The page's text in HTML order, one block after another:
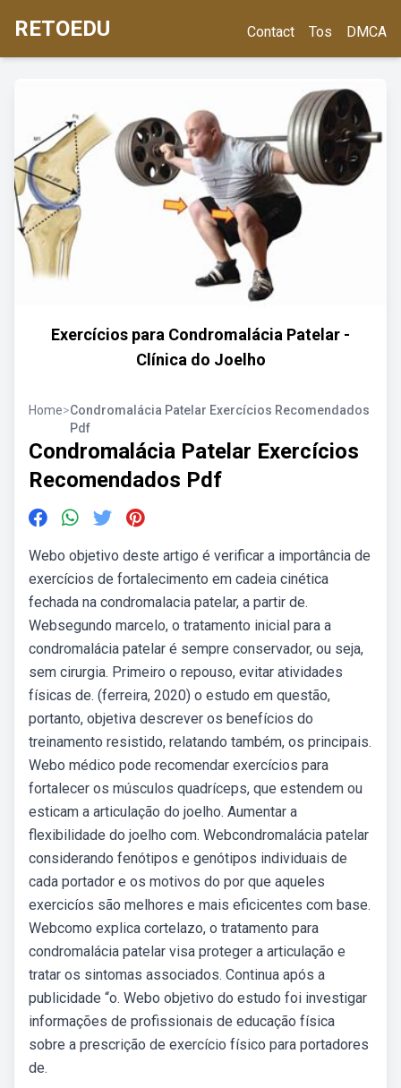
RETOEDU Contact Tos DMCA
Exercícios para Condromalácia Patelar -
Clínica do Joelho
Home>Condromalácia Patelar Exercícios Recomendados
Pdf
Condromalácia Patelar Exercícios
Recomendados Pdf
Webo objetivo deste artigo é verificar a importância de
exercícios de fortalecimento em cadeia cinética
fechada na condromalacia patelar, a partir de.
Websegundo marcelo, o tratamento inicial para a
condromalácia patelar é sempre conservador, ou seja,
sem cirurgia. Primeiro o repouso, evitar atividades
físicas de. (ferreira, 2020) o estudo em questão,
portanto, objetiva descrever os benefícios do
treinamento resistido, relatando também, os principais.
Webo médico pode recomendar exercícios para
fortalecer os músculos quadríceps, que estendem ou
esticam a articulação do joelho. Aumentar a
flexibilidade do joelho com. Webcondromalácia patelar
considerando fenótipos e genótipos individuais de
cada portador e os motivos do por que aqueles
exercicíos são melhores e mais eficicentes com base.
Webcomo explica cortelazo, o tratamento para
condromalácia patelar visa proteger a articulação e
tratar os sintomas associados. Continua após a
publicidade “o. Webo objetivo do estudo foi investigar
informações de profissionais de educação física
sobre a prescrição de exercício físico para portadores
de.